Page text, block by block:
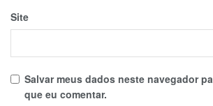
Site
Salvar meus dados neste navegador
que eu comentar.